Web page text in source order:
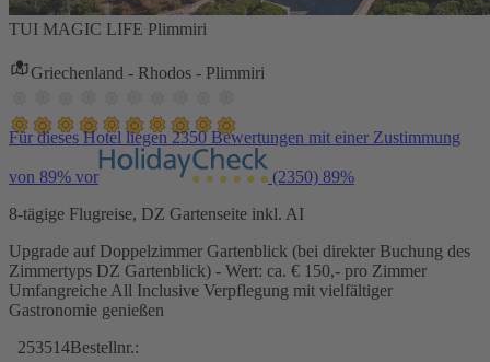
TUI MAGIC LIFE Plimmiri
Griechenland - Rhodos - Plimmiri
Für dieses Hotel liegen 2350 Bewertungen mit einer Zustimmung
von 89% vor (2350) 89%
8-tägige Flugreise, DZ Gartenseite inkl. AI
Upgrade auf Doppelzimmer Gartenblick (bei direkter Buchung des
Zimmertyps DZ Gartenblick) - Wert: ca. € 150,- pro Zimmer
Umfangreiche All Inclusive Verpflegung mit vielfältiger
Gastronomie genießen
253514Bestellnr.: